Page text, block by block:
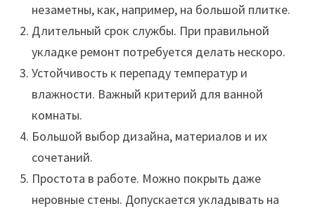
незаметны, как, например, на большой плитке.
Длительный срок службы. При правильной
укладке ремонт потребуется делать нескоро.
Устойчивость к перепаду температур и
влажности. Важный критерий для ванной
комнаты.
Большой выбор дизайна, материалов и их
сочетаний.
Простота в работе. Можно покрыть даже
неровные стены. Допускается укладывать на